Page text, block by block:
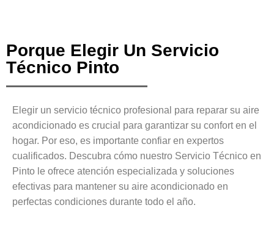
Porque Elegir Un Servicio
Técnico Pinto
Elegir un servicio técnico profesional para reparar su aire
acondicionado es crucial para garantizar su confort en el
hogar. Por eso, es importante confiar en expertos
cualificados. Descubra cómo nuestro Servicio Técnico en
Pinto le ofrece atención especializada y soluciones
efectivas para mantener su aire acondicionado en
perfectas condiciones durante todo el año.